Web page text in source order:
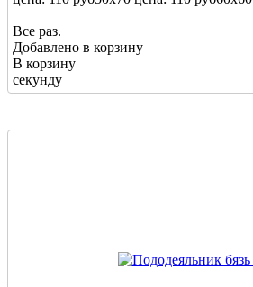
Все раз.
Добавлено в корзину
В корзину
секунду